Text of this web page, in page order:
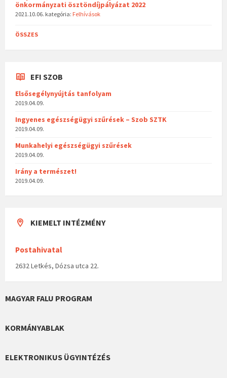
önkormányzati ösztöndíjpályázat 2022
2021.10.06. kategória: Felhívások
ÖSSZES
EFI SZOB
Elsősegélynyújtás tanfolyam
2019.04.09.
Ingyenes egészségügyi szűrések – Szob SZTK
2019.04.09.
Munkahelyi egészségügyi szűrések
2019.04.09.
Irány a természet!
2019.04.09.
KIEMELT INTÉZMÉNY
Postahivatal
2632 Letkés, Dózsa utca 22.
MAGYAR FALU PROGRAM
KORMÁNYABLAK
ELEKTRONIKUS ÜGYINTÉZÉS